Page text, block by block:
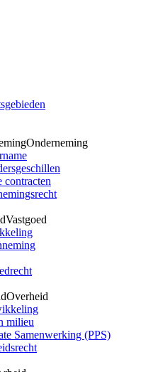
Onderneming
contracten
Vastgoed
Overheid
milieu
Samenwerking (PPS)